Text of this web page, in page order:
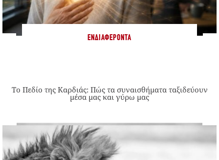
ΕΝΔΙΑΦΈΡΟΝΤΑ
Το Πεδίο της Καρδιάς: Πώς τα συναισθήματα ταξιδεύουν
μέσα μας και γύρω μας